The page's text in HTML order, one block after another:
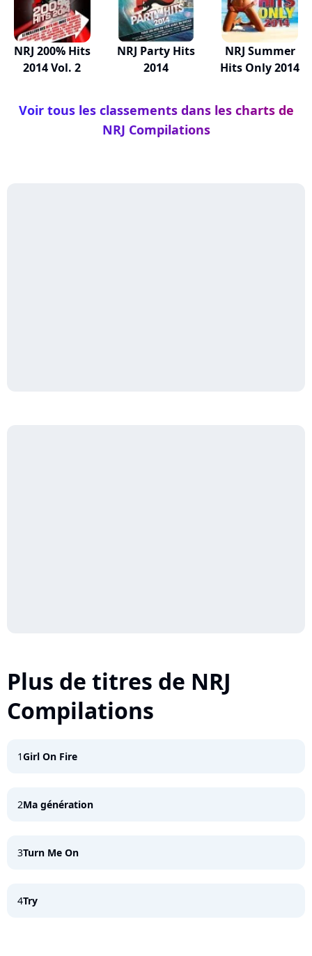
NRJ 200% Hits
2014 Vol. 2
NRJ Party Hits
2014
NRJ Summer
Hits Only 2014
Voir tous les classements dans les charts de
NRJ Compilations
Plus de titres de NRJ
Compilations
1Girl On Fire
2Ma génération
3Turn Me On
4Try